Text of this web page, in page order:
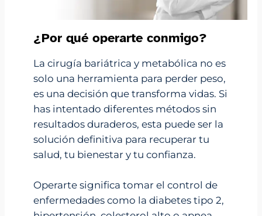
¿Por qué operarte conmigo?
La cirugía bariátrica y metabólica no es
solo una herramienta para perder peso,
es una decisión que transforma vidas. Si
has intentado diferentes métodos sin
resultados duraderos, esta puede ser la
solución definitiva para recuperar tu
salud, tu bienestar y tu confianza.
Operarte significa tomar el control de
enfermedades como la diabetes tipo 2,